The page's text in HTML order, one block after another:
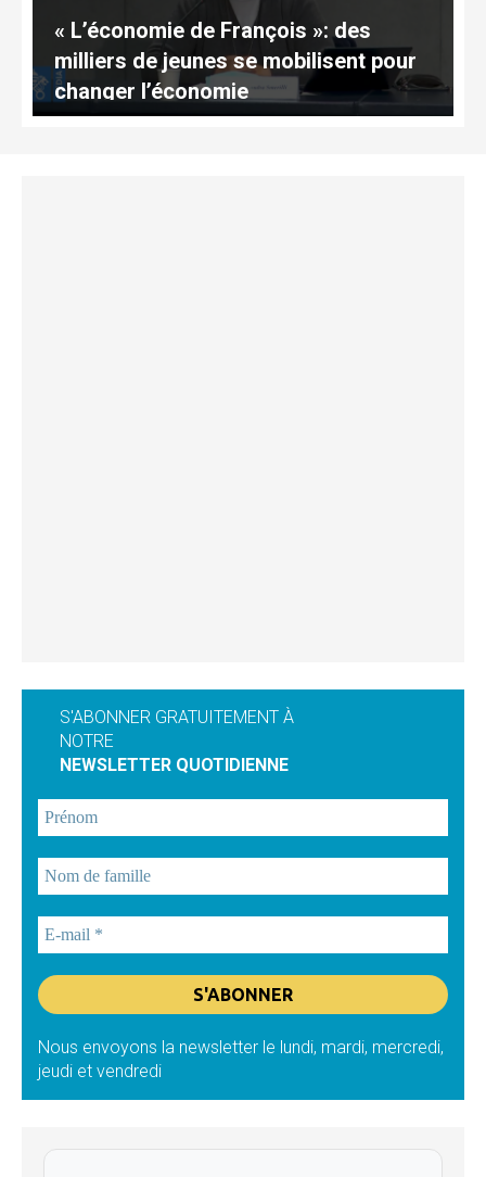
« L’économie de François »: des
milliers de jeunes se mobilisent pour
changer l’économie
S'ABONNER GRATUITEMENT À
NOTRE
NEWSLETTER QUOTIDIENNE
Nous envoyons la newsletter le lundi, mardi, mercredi,
jeudi et vendredi